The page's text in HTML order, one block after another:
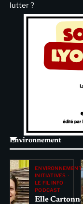
lutter ?
Environnement
ENVIRONNEMENT
INITIATIVES
LE FIL INFO
PODCAST
Elle